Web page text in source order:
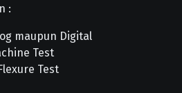
:
maupun Digital
Test
Test